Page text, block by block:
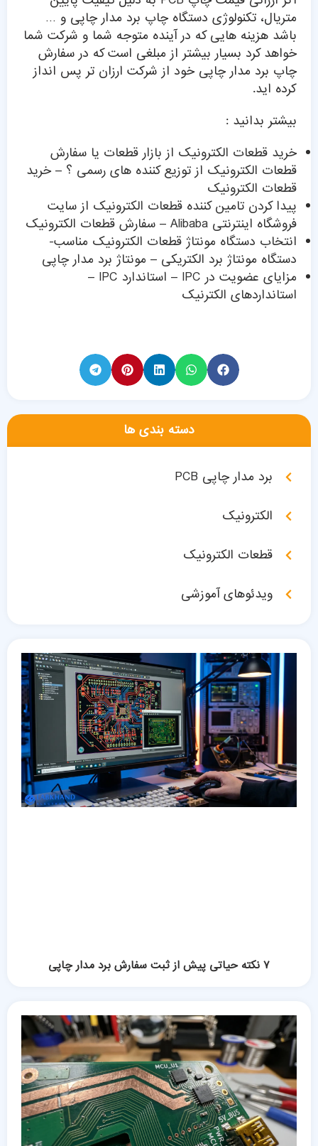
متریال، تکنولوژی دستگاه چاپ برد مدار چاپی و …
باشد هزینه هایی که در آینده متوجه شما و شرکت شما
خواهد کرد بسیار بیشتر از مبلغی است که در سفارش
چاپ برد مدار چاپی خود از شرکت ارزان تر پس انداز
کرده اید.
بیشتر بدانید :
خرید قطعات الکترونیک از بازار قطعات یا سفارش
قطعات الکترونیک از توزیع کننده های رسمی ؟ – خرید
قطعات الکترونیک
پیدا کردن تامین کننده قطعات الکترونیک از سایت
فروشگاه اینترنتی Alibaba – سفارش قطعات الکترونیک
انتخاب دستگاه مونتاژ قطعات الکترونیک مناسب-
دستگاه مونتاژ برد الکتریکی – مونتاژ برد مدار چاپی
مزایای عضویت در IPC – استاندارد IPC –
استانداردهای الکترنیک
دسته بندی ها
برد مدار چاپی PCB
الکترونیک
قطعات الکترونیک
ویدئوهای آموزشی
۷ نکته حیاتی پیش از ثبت سفارش برد مدار چاپی